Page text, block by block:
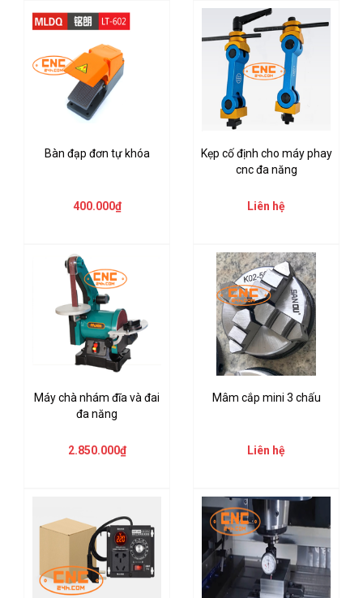
Bàn đạp đơn tự khóa
400.000₫
Kẹp cố định cho máy phay
cnc đa năng
Liên hệ
Máy chà nhám đĩa và đai
đa năng
2.850.000₫
Mâm cắp mini 3 chấu
Liên hệ